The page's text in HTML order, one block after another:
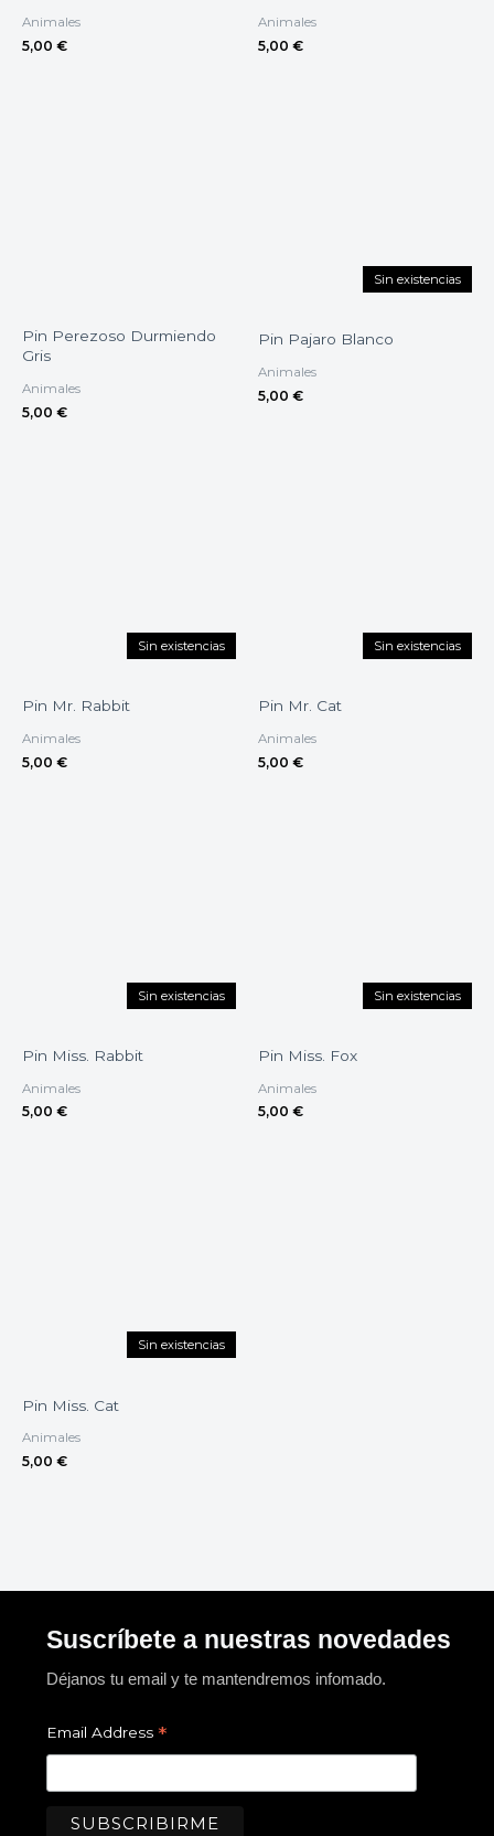
Animales
5,00 €
Animales
5,00 €
Pin Perezoso Durmiendo
Gris
Animales
5,00 €
Sin existencias
Pin Pajaro Blanco
Animales
5,00 €
Sin existencias
Pin Mr. Rabbit
Animales
5,00 €
Sin existencias
Pin Mr. Cat
Animales
5,00 €
Sin existencias
Pin Miss. Rabbit
Animales
5,00 €
Sin existencias
Pin Miss. Fox
Animales
5,00 €
Sin existencias
Pin Miss. Cat
Animales
5,00 €
Suscríbete a nuestras novedades
Déjanos tu email y te mantendremos infomado.
Email Address *